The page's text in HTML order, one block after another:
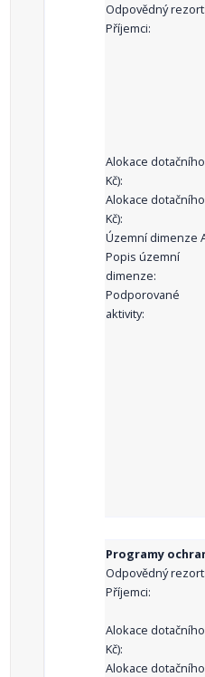
Odpovědný rezort:
Příjemci:
Alokace
Kč):
Alokace
Kč):
Územní dimenze
Popis územní
dimenze:
Podporované
aktivity:
Programy
Odpovědný rezort:
Příjemci:
Alokace
Kč):
Alokace